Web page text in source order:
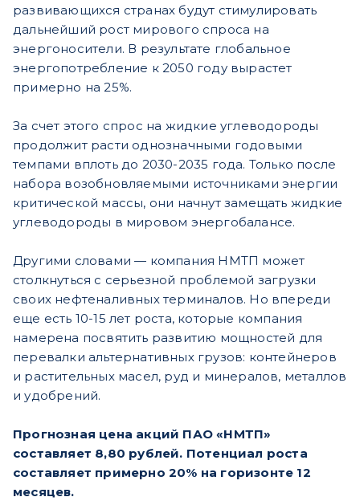
развивающихся странах будут стимулировать
дальнейший рост мирового спроса на
энергоносители. В результате глобальное
энергопотребление к 2050 году вырастет
примерно на 25%.
За счет этого спрос на жидкие углеводороды
продолжит расти однозначными годовыми
темпами вплоть до 2030-2035 года. Только после
набора возобновляемыми источниками энергии
критической массы, они начнут замещать жидкие
углеводороды в мировом энергобалансе.
Другими словами — компания НМТП может
столкнуться с серьезной проблемой загрузки
своих нефтеналивных терминалов. Но впереди
еще есть 10-15 лет роста, которые компания
намерена посвятить развитию мощностей для
перевалки альтернативных грузов: контейнеров
и растительных масел, руд и минералов, металлов
и удобрений.
Прогнозная цена акций ПАО «НМТП»
составляет 8,80 рублей. Потенциал роста
составляет примерно 20% на горизонте 12
месяцев.